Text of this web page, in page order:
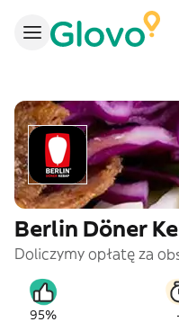
Berlin Döner
Doliczymy opłatę za
95%